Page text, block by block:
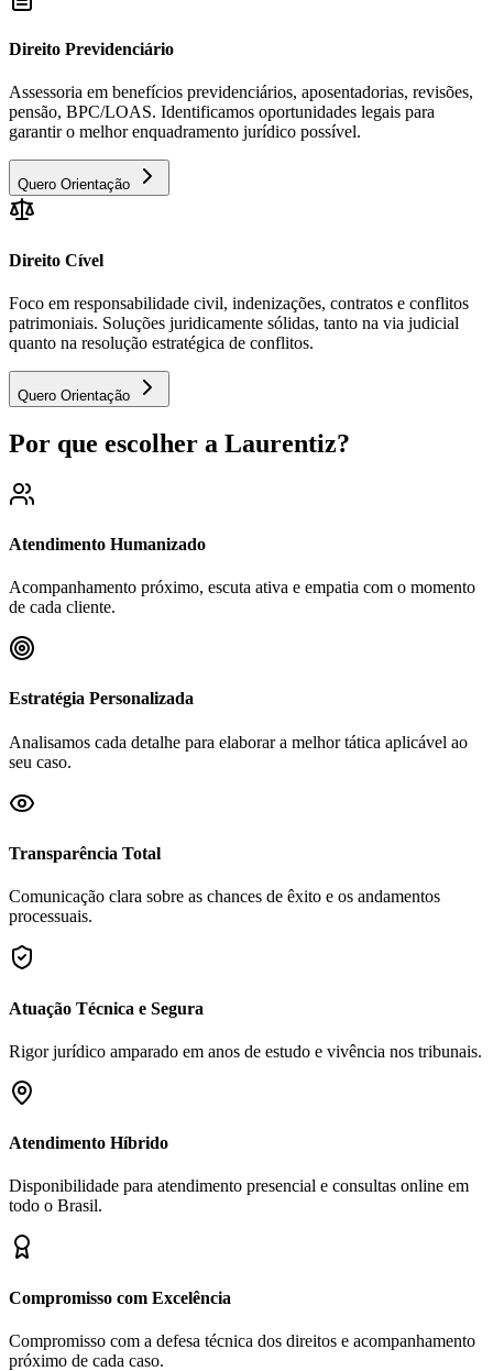
Direito Previdenciário
Assessoria em benefícios previdenciários, aposentadorias, revisões,
pensão, BPC/LOAS. Identificamos oportunidades legais para
garantir o melhor enquadramento jurídico possível.
Quero Orientação
Direito Cível
Foco em responsabilidade civil, indenizações, contratos e conflitos
patrimoniais. Soluções juridicamente sólidas, tanto na via judicial
quanto na resolução estratégica de conflitos.
Quero Orientação
Por que escolher a Laurentiz?
Atendimento Humanizado
Acompanhamento próximo, escuta ativa e empatia com o momento
de cada cliente.
Estratégia Personalizada
Analisamos cada detalhe para elaborar a melhor tática aplicável ao
seu caso.
Transparência Total
Comunicação clara sobre as chances de êxito e os andamentos
processuais.
Atuação Técnica e Segura
Rigor jurídico amparado em anos de estudo e vivência nos tribunais.
Atendimento Híbrido
Disponibilidade para atendimento presencial e consultas online em
todo o Brasil.
Compromisso com Excelência
Compromisso com a defesa técnica dos direitos e acompanhamento
próximo de cada caso.